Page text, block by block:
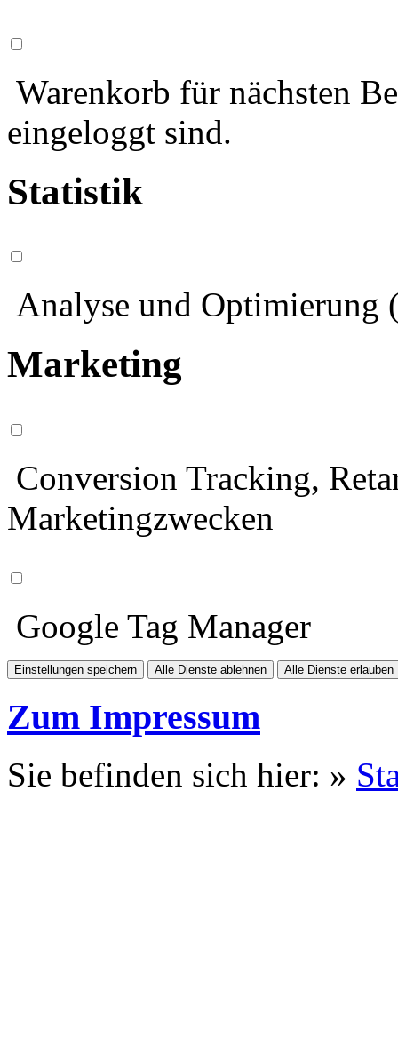
Warenkorb für nächsten
eingeloggt sind.
Statistik
Analyse und Optimierung
Marketing
Conversion Tracking,
Marketingzwecken
Google Tag Manager
Einstellungen speichern Alle Dienste ablehnen Alle Dienste erlauben
Zum Impressum
Sie befinden sich hier: »